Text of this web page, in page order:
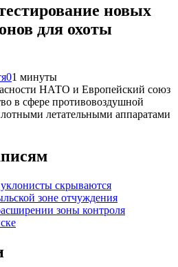
новых
для охоты
01 минуты
НАТО и Европейский союз
в сфере противовоздушной
летательными аппаратами
скрываются
зоне отчуждения
зоны контроля